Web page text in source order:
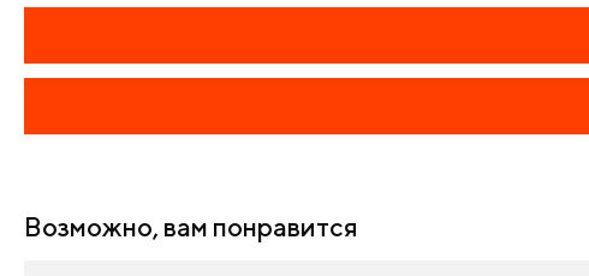
Возможно, вам понравится